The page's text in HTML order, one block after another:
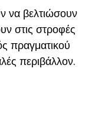
να βελτιώσουν
στις στροφές
πραγματικού
περιβάλλον.